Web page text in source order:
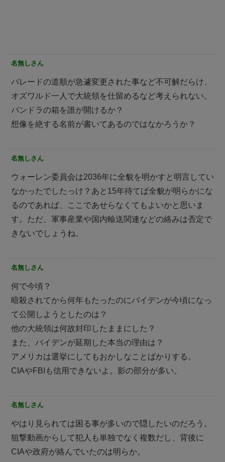
名無しさん
パレードの道順が急遽変更された事など不可解だらけ、
オズワルド一人で大統領を仕留めるなど考えられない。
パンドラの箱を誰が開けるか？
想像を絶する名前が書いてあるのではなかろうか？
名無しさん
ウォーレン委員会は2036年に全貌を明かすと明言してい
なかったでしたっけ？あと15年待てば全貌が明らかにな
るのであれば、ここであせらなくてもよいかと思いま
す。ただ、軍事産業や国内輸送関連などの絡みは否定で
きないでしょうね。
名無しさん
何で今頃？
暗殺されてから何年もたったのにバイデンが今頃になっ
て公開しようとしたのは？
他の大統領は何故封印したままにした？
また、バイデンが延期した本当の理由は？
アメリカは選挙にしてもおかしなことばかりする。
CIAやFBIも信用できないよ。影の部分が多い。
名無しさん
やはり見られては困る事が多いので隠したいのだろう。
狙撃動画からして犯人も単独でなく複数だし、背後に
CIAや政府が絡んでいたのは明らか。